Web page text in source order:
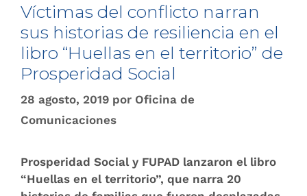
Víctimas del conflicto narran
sus histo​rias de resiliencia en el
libro “Huellas en el territorio” de
Prosperidad Social
28 agosto, 2019 por Oficina de
Comunicaciones
Prosperidad Social y FUPAD lanzaron el libro
“Huellas en el territorio”, que narra 20